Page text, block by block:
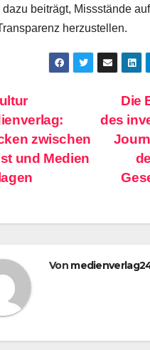
dazu beiträgt, Missstände
herzustellen.
Die
des
zwischen
und Medien
Von